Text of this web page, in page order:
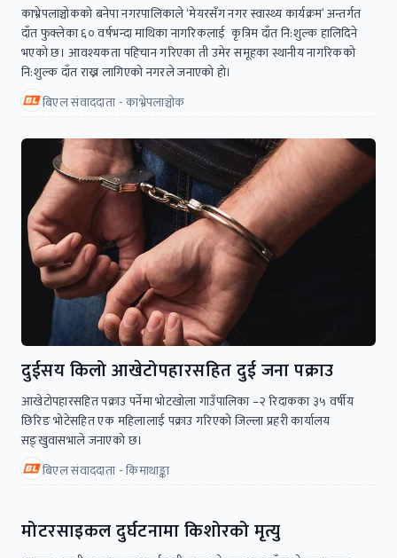
काभ्रेपलाञ्चोकको बनेपा नगरपालिकाले ‘मेयरसँग नगर स्वास्थ्य कार्यक्रम’ अन्तर्गत
दाँत फुक्लेका ६० वर्षभन्दा माथिका नागरिकलाई कृत्रिम दाँत नि:शुल्क हालिदिने
भएको छ। आवश्यकता पहिचान गरिएका ती उमेर समूहका स्थानीय नागरिकको
नि:शुल्क दाँत राख्न लागिएको नगरले जनाएको हो।
बिएल संवाददाता - काभ्रेपलाञ्चोक
दुईसय किलो आखेटोपहारसहित दुई जना पक्राउ
आखेटोपहारसहित पक्राउ पर्नेमा भोटखोला गाउँपालिका –२ रिदाकका ३५ वर्षीय
छिरिङ भोटेसहित एक महिलालाई पक्राउ गरिएको जिल्ला प्रहरी कार्यालय
सङ्खुवासभाले जनाएको छ।
बिएल संवाददाता - किमाथाङ्का
मोटरसाइकल दुर्घटनामा किशोरको मृत्यु